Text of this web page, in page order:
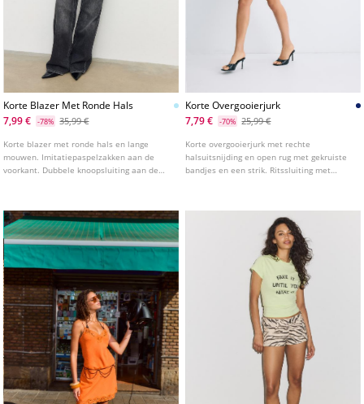
Korte Blazer Met Ronde Hals
7,99 €
-78% 35,99 €
Korte blazer met ronde hals en lange
mouwen. Imitatiepaspelzakken aan de
voorkant. Dubbele knoopsluiting aan de
Korte Overgooierjurk
7,79 €
-70% 25,99 €
Korte overgooierjurk met rechte
halsuitsnijding en open rug met gekruiste
bandjes en een strik. Ritssluiting met